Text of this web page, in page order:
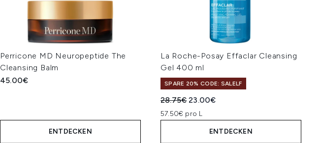
Perricone MD Neuropeptide The
Cleansing Balm
45.00€
ENTDECKEN
La Roche-Posay Effaclar Cleansing
Gel 400 ml
SPARE 20% CODE: SALELF
Unverbindliche Preisempfehlung:
28.75€Aktueller Preis:
23.00€
57.50€ pro L
ENTDECKEN